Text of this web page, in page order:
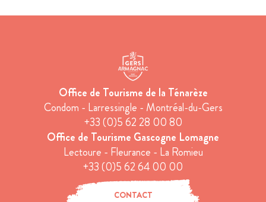
Office de Tourisme de la Ténarèze
Condom - Larressingle - Montréal-du-Gers
+33 (0)5 62 28 00 80
Office de Tourisme Gascogne Lomagne
Lectoure - Fleurance - La Romieu
+33 (0)5 62 64 00 00
CONTACT